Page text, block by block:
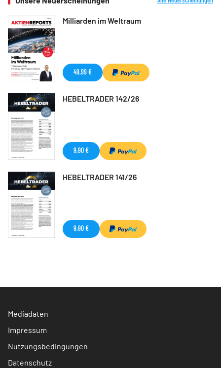
Milliarden im Weltraum
49,99 €
HEBELTRADER 142/26
9,90 €
HEBELTRADER 141/26
9,90 €
Mediadaten
Impressum
Nutzungsbedingungen
Datenschutz